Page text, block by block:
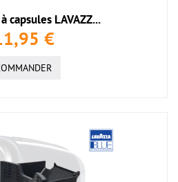
capsules LAVAZZ...
€